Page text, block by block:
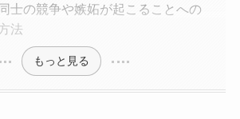
士の競争や嫉妬が起こることへの
法
もっと見る